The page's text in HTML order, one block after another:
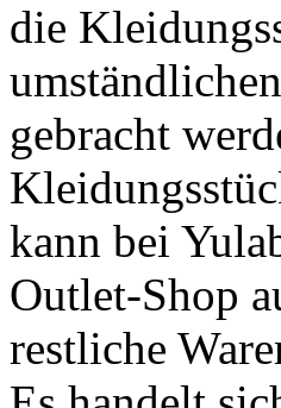
die
gebracht
kann bei
Outlet-Shop
restliche